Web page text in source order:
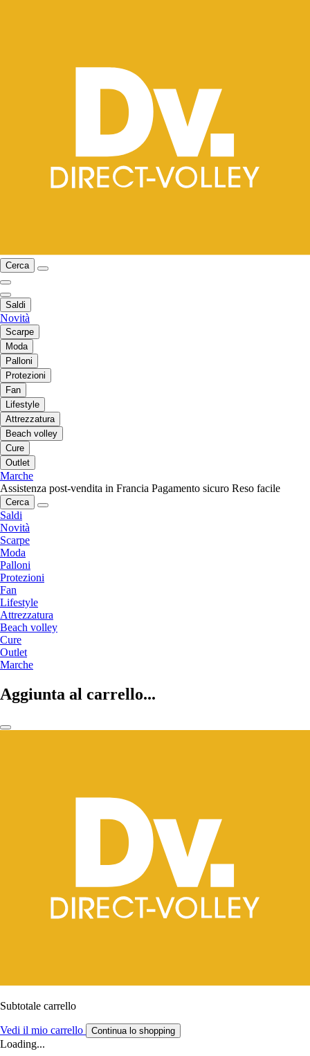
Cerca
Saldi
Novità
Scarpe
Moda
Palloni
Protezioni
Fan
Lifestyle
Attrezzatura
Beach volley
Cure
Outlet
Marche
Assistenza post-vendita in Francia Pagamento sicuro Reso facile
Cerca
Saldi
Novità
Scarpe
Moda
Palloni
Protezioni
Fan
Lifestyle
Attrezzatura
Beach volley
Cure
Outlet
Marche
Aggiunta al carrello...
Subtotale carrello
Vedi il mio carrello Continua lo shopping
Loading...